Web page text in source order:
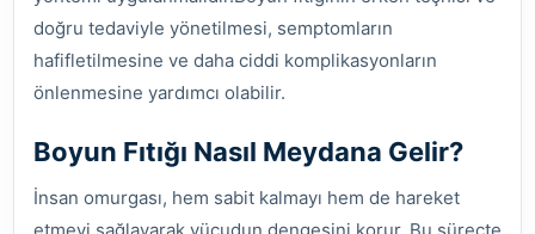
doğru tedaviyle yönetilmesi, semptomların
hafifletilmesine ve daha ciddi komplikasyonların
önlenmesine yardımcı olabilir.
Boyun Fıtığı Nasıl Meydana Gelir?
İnsan omurgası, hem sabit kalmayı hem de hareket